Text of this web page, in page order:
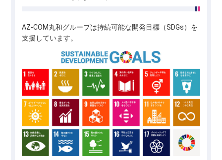
AZ-COM丸和グループは持続可能な開発目標（SDGs）を
支援しています。